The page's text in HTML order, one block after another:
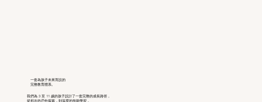
一套為孩子未來而設的
完整教育體系。
我們為 3 至 11 歲的孩子設計了一套完整的成長路徑，
從初次的戶外探索，到深度的技能學習，